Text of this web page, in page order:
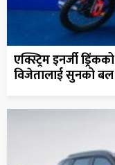
एक्स्ट्रिम इनर्जी
विजेतालाई सुनको